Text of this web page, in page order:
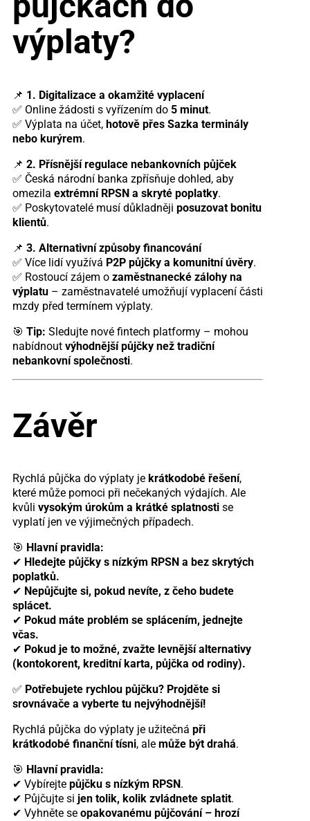
výplaty?
📌 1. Digitalizace a okamžité vyplacení
✅ Online žádosti s vyřízením do 5 minut.
✅ Výplata na účet, hotově přes Sazka terminály
nebo kurýrem.
📌 2. Přísnější regulace nebankovních půjček
✅ Česká národní banka zpřísňuje dohled, aby
omezila extrémní RPSN a skryté poplatky.
✅ Poskytovatelé musí důkladněji posuzovat bonitu
klientů.
📌 3. Alternativní způsoby financování
✅ Více lidí využívá P2P půjčky a komunitní úvěry.
✅ Rostoucí zájem o zaměstnanecké zálohy na
výplatu– zaměstnavatelé umožňují vyplacení části
mzdy před termínem výplaty.
🎯 Tip: Sledujte nové fintech platformy – mohou
nabídnout výhodnější půjčky než tradiční
nebankovní společnosti.
Závěr
Rychlá půjčka do výplaty je krátkodobé řešení,
které může pomoci při nečekaných výdajích. Ale
kvůli vysokým úrokům a krátké splatnostise
vyplatí jen ve výjimečných případech.
🎯 Hlavní pravidla:
✔ Hledejte půjčky s nízkým RPSN a bez skrytých
poplatků.
✔ Nepůjčujte si, pokud nevíte, z čeho budete
splácet.
✔ Pokud máte problém se splácením, jednejte
včas.
✔ Pokud je to možné, zvažte levnější alternativy
(kontokorent, kreditní karta, půjčka od rodiny).
✅ Potřebujete rychlou půjčku? Projděte si
srovnávače a vyberte tu nejvýhodnější!
Rychlá půjčka do výplaty je užitečná při
krátkodobé finanční tísni, ale může být drahá.
🎯 Hlavní pravidla:
✔ Vybírejte půjčku s nízkým RPSN .
✔ Půjčujte si jen tolik, kolik zvládnete splatit.
✔ Vyhněte se opakovanému půjčování – hrozí